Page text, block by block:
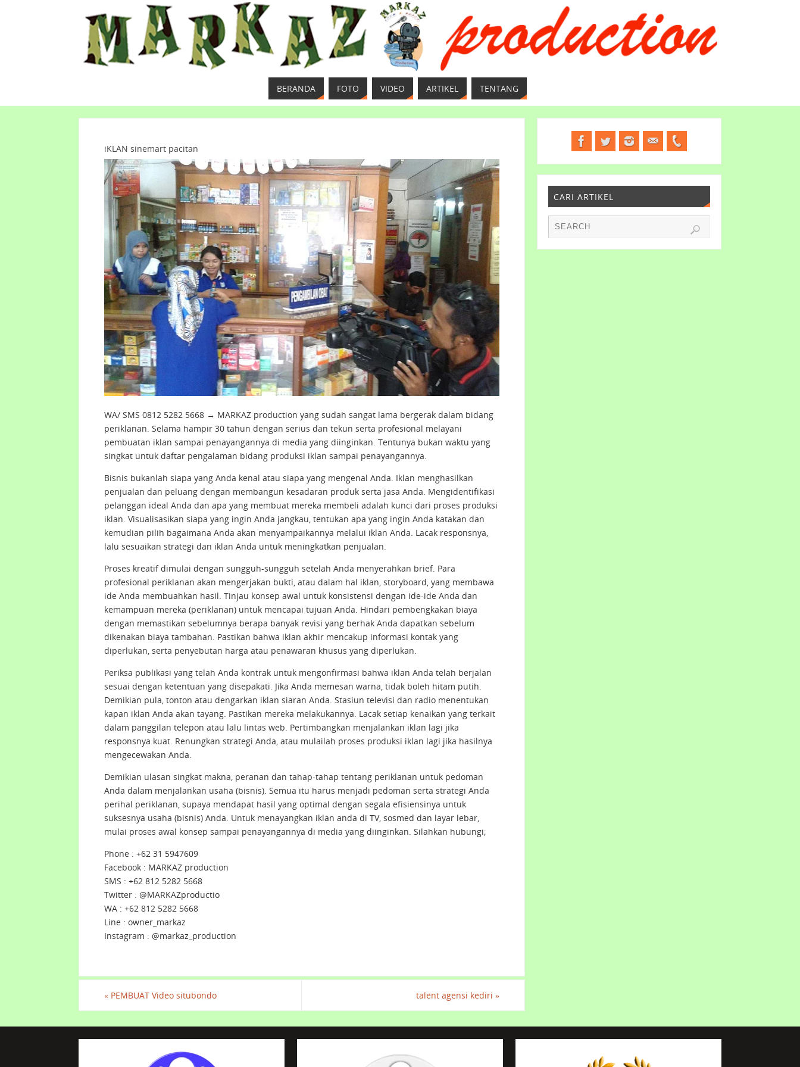
BERANDA FOTO VIDEO ARTIKEL TENTANG
iKLAN sinemart pacitan
WA/ SMS 0812 5282 5668 → MARKAZ production yang sudah sangat lama bergerak dalam bidang
periklanan. Selama hampir 30 tahun dengan serius dan tekun serta profesional melayani
pembuatan iklan sampai penayangannya di media yang diinginkan. Tentunya bukan waktu yang
singkat untuk daftar pengalaman bidang produksi iklan sampai penayangannya.
Bisnis bukanlah siapa yang Anda kenal atau siapa yang mengenal Anda. Iklan menghasilkan
penjualan dan peluang dengan membangun kesadaran produk serta jasa Anda. Mengidentifikasi
pelanggan ideal Anda dan apa yang membuat mereka membeli adalah kunci dari proses produksi
iklan. Visualisasikan siapa yang ingin Anda jangkau, tentukan apa yang ingin Anda katakan dan
kemudian pilih bagaimana Anda akan menyampaikannya melalui iklan Anda. Lacak responsnya,
lalu sesuaikan strategi dan iklan Anda untuk meningkatkan penjualan.
Proses kreatif dimulai dengan sungguh-sungguh setelah Anda menyerahkan brief. Para
profesional periklanan akan mengerjakan bukti, atau dalam hal iklan, storyboard, yang membawa
ide Anda membuahkan hasil. Tinjau konsep awal untuk konsistensi dengan ide-ide Anda dan
kemampuan mereka (periklanan) untuk mencapai tujuan Anda. Hindari pembengkakan biaya
dengan memastikan sebelumnya berapa banyak revisi yang berhak Anda dapatkan sebelum
dikenakan biaya tambahan. Pastikan bahwa iklan akhir mencakup informasi kontak yang
diperlukan, serta penyebutan harga atau penawaran khusus yang diperlukan.
Periksa publikasi yang telah Anda kontrak untuk mengonfirmasi bahwa iklan Anda telah berjalan
sesuai dengan ketentuan yang disepakati. Jika Anda memesan warna, tidak boleh hitam putih.
Demikian pula, tonton atau dengarkan iklan siaran Anda. Stasiun televisi dan radio menentukan
kapan iklan Anda akan tayang. Pastikan mereka melakukannya. Lacak setiap kenaikan yang terkait
dalam panggilan telepon atau lalu lintas web. Pertimbangkan menjalankan iklan lagi jika
responsnya kuat. Renungkan strategi Anda, atau mulailah proses produksi iklan lagi jika hasilnya
mengecewakan Anda.
Demikian ulasan singkat makna, peranan dan tahap-tahap tentang periklanan untuk pedoman
Anda dalam menjalankan usaha (bisnis). Semua itu harus menjadi pedoman serta strategi Anda
perihal periklanan, supaya mendapat hasil yang optimal dengan segala efisiensinya untuk
suksesnya usaha (bisnis) Anda. Untuk menayangkan iklan anda di TV, sosmed dan layar lebar,
mulai proses awal konsep sampai penayangannya di media yang diinginkan. Silahkan hubungi;
Phone : +62 31 5947609
Facebook : MARKAZ production
SMS : +62 812 5282 5668
Twitter : @MARKAZproductio
WA : +62 812 5282 5668
Line : owner_markaz
Instagram : @markaz_production
« PEMBUAT Video situbondo talent agensi kediri »
CARI ARTIKEL